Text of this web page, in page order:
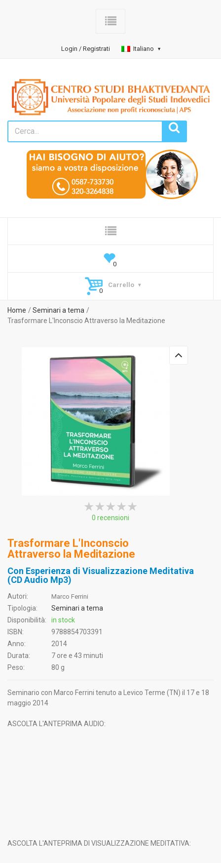
Login / Registrati Italiano
Carrello
Home
Seminari a tema
Trasformare L'Inconscio Attraverso la Meditazione
★★★★★
★★★★★
★★★★★
0 recensioni
Trasformare L'Inconscio
Attraverso la Meditazione
Con Esperienza di Visualizzazione Meditativa
(CD Audio Mp3)
Autori: Marco Ferrini
Tipologia:
Seminari a tema
Disponibilità:
in stock
ISBN:
9788854703391
Anno:
2014
Durata:
7 ore e 43 minuti
Peso:
80 g
Seminario con Marco Ferrini tenuto a Levico Terme (TN) il 17 e 18
maggio 2014
ASCOLTA L'ANTEPRIMA AUDIO:
ASCOLTA L'ANTEPRIMA DI VISUALIZZAZIONE MEDITATIVA: